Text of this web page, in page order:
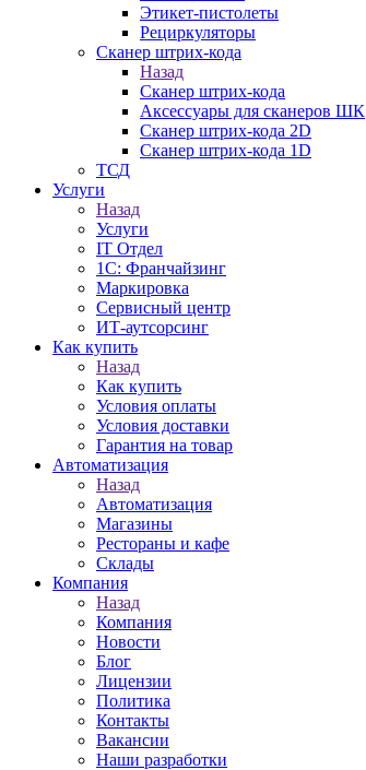
Этикет-пистолеты
Рециркуляторы
Сканер штрих-кода
Назад
Сканер штрих-кода
Аксессуары для сканеров ШК
Сканер штрих-кода 2D
Сканер штрих-кода 1D
ТСД
Услуги
Назад
Услуги
IT Отдел
1С: Франчайзинг
Маркировка
Сервисный центр
ИТ-аутсорсинг
Как купить
Назад
Как купить
Условия оплаты
Условия доставки
Гарантия на товар
Автоматизация
Назад
Автоматизация
Магазины
Рестораны и кафе
Склады
Компания
Назад
Компания
Новости
Блог
Лицензии
Политика
Контакты
Вакансии
Наши разработки